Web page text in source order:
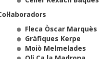
Fleca Òscar Marquès
Gràfiques Kerpe
Moiò Melmelades